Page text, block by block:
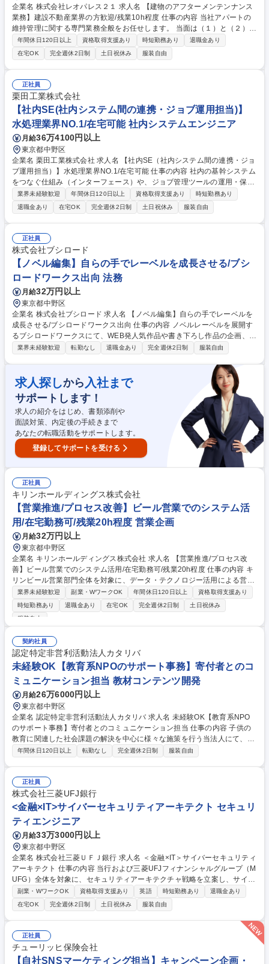
企業名 株式会社レオパレス２１ 求人名 【建物のアフターメンテンナンス
業務】建設不動産業界の方歓迎/残業10h程度 仕事の内容 当社アパートの
維持管理に関する専門業務全般をお任せします。 当面は（１）と（２）の
業務をお任せし、スキルと経験に応じて（３）を含むアパートの維持管理
に関する業務全般を担っていただきます。 （１）室内室外事案精査・集
計・資料作成（マニュアル化） （２）事案に基づく施工会社、各関連部署
への修繕工事の依頼、進捗推進業務 （３）現場検証・原因究明・再発防止
策の策定 募集職種 【建物のアフターメンテンナンス業務】建設不動産業
界の方歓迎/残業10h程度
年間休日120日以上 資格取得支援あり 時短勤務あり
退職金あり
在宅OK
完全週休2日制 土日祝休み 服装自由
正社員
栗田工業株式会社
【社内SE(社内システム間の連携・ジョブ運用担当)】
水処理業界NO.1/在宅可能 社内システムエンジニア
月給36万4100円以上
東京都中野区
企業名 栗田工業株式会社 求人名 【社内SE（社内システム間の連携・ジョ
ブ運用担当）】水処理業界NO.1/在宅可能 仕事の内容 社内の基幹システム
をつなぐ仕組み（インターフェース）や、ジョブ管理ツールの運用・保守
を担当します。 【やりがい】 システム間連携ツールとジョブ管理の仕組
みは新しくなったばかりで、運用やルールの整備はこれから本格化してい
きます。そのため、自分のアイデアや工夫を活かしながら、仕組みづくり
や運用方法の確立に積極的に関わることができます。新しい環境でチャレ
ンジしたい方、裁量を持って業務を進めたい方にとって、大きなやりがい
を感じられるポジションです。 募集職種 【社内SE（社内システム間の連
携・ジョブ運用担当）】水処理業界NO.1/在宅可能
業界未経験歓迎 年間休日120日以上 資格取得支援あり
時短勤務あり
退職金あり
在宅OK 完全週休2日制 土日祝休み 服装自由
正社員
株式会社ブシロード
【ノベル編集】自らの手でレーベルを成長させる/ブシ
ロードワークス出向 法務
月給32万円以上
東京都中野区
企業名 株式会社ブシロード 求人名 【ノベル編集】自らの手でレーベルを
成長させる/ブシロードワークス出向 仕事の内容 ノベルレーベルを展開す
るブシロードワークスにて、WEB発人気作品や書き下ろし作品の企画、編
集、作家発掘、メディアミックス展開をご担当。能力に応じ即戦力として
掘 ■担当作家との作品作り ■担当作品の書籍化 ■販促・宣伝他編集業務に
あたる全般 募集職種 【ノベル編集】自らの手でレーベルを成長させる/ブ
シロードワークス出向
業界未経験歓迎 転勤なし 退職金あり 完全週休2日制 服装自由
求人探しから 入社まで
サポートします！
求人の紹介をはじめ、書類添削や
面談対策、内定後の手続きまで
あなたの転職活動をサポートします。
登録してサポートを受ける
正社員
キリンホールディングス株式会社
【営業推進/プロセス改善】ビール営業でのシステム活
用/在宅勤務可/残業20h程度 営業企画
月給32万円以上
東京都中野区
企業名 キリンホールディングス株式会社 求人名 【営業推進/プロセス改
善】ビール営業でのシステム活用/在宅勤務可/残業20h程度 仕事の内容 キ
リンビール営業部門全体を対象に、データ・テクノロジー活用による営業
プロセス改革を推進いただきます。アナログな営業スタイルからの脱却に
向け、営業プロセスの設計、現場への定着まで一貫してお任せします。
【詳細】■営業プロセスの課題抽出と標準化の推進 ■各種ツールを活用し
■現場展開に向けた改善活動と定着支援 ■業務用チャンネル（飲食店向け
営業）におけるターゲティングから商談プロセスまでの最適化※営業は業
務用営業と量販店営業に分かれます ■テクノロジーを活用した新しい営業
スタイルの構築と推進 募集職種 【営業推進/プロセス改善】ビール営業で
のシステム活用/在宅勤務可/残業20h程度
業界未経験歓迎 副業・WワークOK 年間休日120日以上
資格取得支援あり
時短勤務あり
退職金あり 在宅OK 完全週休2日制
土日祝休み
服装自由
契約社員
認定特定非営利活動法人カタリバ
未経験OK【教育系NPOのサポート事務】寄付者とのコ
ミュニケーション担当 教材コンテンツ開発
月給26万6000円以上
東京都中野区
企業名 認定特定非営利活動法人カタリバ 求人名 未経験OK【教育系NPO
のサポート事務】寄付者とのコミュニケーション担当 仕事の内容 子供の
教育に関連した社会課題の解決を中心に様々な施策を行う当法人にて、寄
付をくださる方のお問い合わせ対応や、入金管理など、託していただいた
や入金確認、郵送作業を行っていただきます。また、事務委託先への指示
出し等のマネジメント、問い合わせ内容に応じた他部署との連携もお任せ
します。1～2年後には、業務効率化のためのフロー改善やマニュアル作
成、寄付者との信頼を深めて長期的な支援に繋げる企画・運営もお任せす
る予定のポジションです。 募集職種 未経験OK【教育系NPOのサポート事
務】寄付者とのコミュニケーション担当
年間休日120日以上 転勤なし 完全週休2日制 服装自由
正社員
株式会社三菱UFJ銀行
<金融×IT>サイバーセキュリティアーキテクト セキュリ
ティエンジニア
月給33万3000円以上
東京都中野区
企業名 株式会社三菱ＵＦＪ銀行 求人名 ＜金融×IT＞サイバーセキュリティ
アーキテクト 仕事の内容 当行および三菱UFJフィナンシャルグループ（M
UFG）全体を対象に、セキュリティアーキテクチャ戦略を立案し、サイバ
ーセキュリティサービス・製品等の導入企画・推進・運用をご担当いただ
きます。 具体的には以下のような業務を想定しています。 ■当行およびM
UFGのセキュリティアーキテクチャ戦略の立案 ■戦略に基づいたセキュリ
ティ対策の要件定義、およびそれらを実現するセキュリティサービス・製
品等の選定 ■各業務部門やシステム開発子会社と協力した各種セキュリテ
ィサービス・製品等の導入推進・プロジェクトマネジメント・運用 募集職
種 ＜金融×IT＞サイバーセキュリティアーキテクト
副業・WワークOK 資格取得支援あり 英語 時短勤務あり
退職金あり
在宅OK
完全週休2日制 土日祝休み 服装自由
正社員
チューリッヒ保険会社
【自社SNSマーケティング担当】キャンペーン企画・